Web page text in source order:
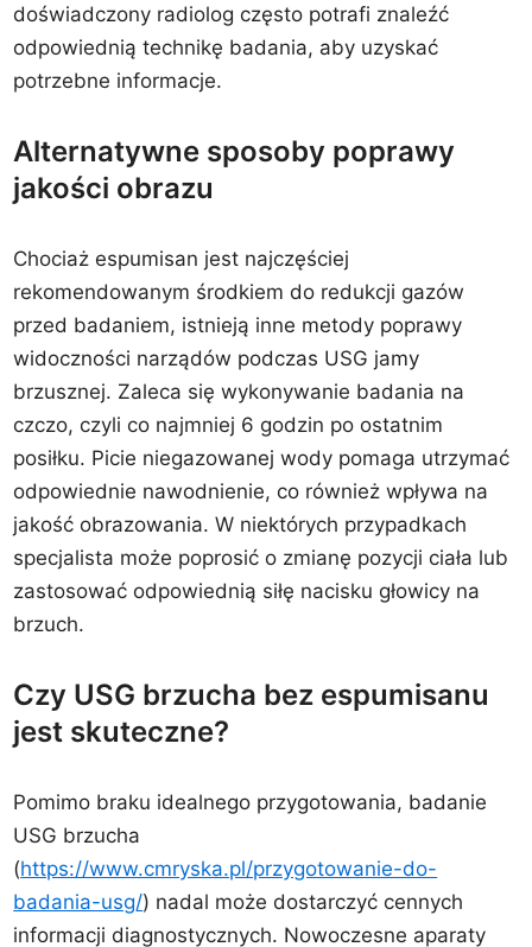
doświadczony radiolog często potrafi znaleźć
odpowiednią technikę badania, aby uzyskać
potrzebne informacje.
Alternatywne sposoby poprawy
jakości obrazu
Chociaż espumisan jest najczęściej
rekomendowanym środkiem do redukcji gazów
przed badaniem, istnieją inne metody poprawy
widoczności narządów podczas USG jamy
brzusznej. Zaleca się wykonywanie badania na
czczo, czyli co najmniej 6 godzin po ostatnim
posiłku. Picie niegazowanej wody pomaga utrzymać
odpowiednie nawodnienie, co również wpływa na
jakość obrazowania. W niektórych przypadkach
specjalista może poprosić o zmianę pozycji ciała lub
zastosować odpowiednią siłę nacisku głowicy na
brzuch.
Czy USG brzucha bez espumisanu
jest skuteczne?
Pomimo braku idealnego przygotowania, badanie
USG brzucha
(https://www.cmryska.pl/przygotowanie-do-
badania-usg/) nadal może dostarczyć cennych
informacji diagnostycznych. Nowoczesne aparaty